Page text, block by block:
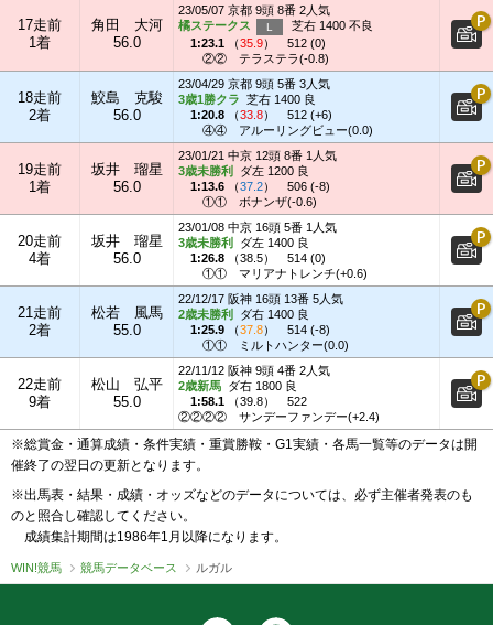
17走前
1着
角田 大河
56.0
23/05/07 京都 9頭 8番 2人気
橘ステークス
芝右 1400 不良
1:23.1 （35.9）
512 (0)
②②
テラステラ(-0.8)
18走前
2着
鮫島 克駿
56.0
23/04/29 京都 9頭 5番 3人気
3歳1勝クラ 芝右 1400 良
1:20.8 （33.8）
512 (+6)
④④
アルーリングビュー(0.0)
19走前
1着
坂井 瑠星
56.0
23/01/21 中京 12頭 8番 1人気
3歳未勝利
ダ左 1200 良
1:13.6 （37.2）
506 (-8)
①①
ボナンザ(-0.6)
20走前
4着
坂井 瑠星
56.0
23/01/08 中京 16頭 5番 1人気
3歳未勝利
ダ左 1400 良
1:26.8 （38.5）
514 (0)
①①
マリアナトレンチ(+0.6)
21走前
2着
松若 風馬
55.0
22/12/17 阪神 16頭 13番 5人気
2歳未勝利
ダ右 1400 良
1:25.9 （37.8）
514 (-8)
①①
ミルトハンター(0.0)
22走前
9着
松山 弘平
55.0
22/11/12 阪神 9頭 4番 2人気
2歳新馬 ダ右 1800 良
1:58.1 （39.8）
522
②②②②
サンデーファンデー(+2.4)
※総賞金・通算成績・条件実績・重賞勝鞍・G1実績・各馬一覧等のデータは開
催終了の翌日の更新となります。
※出馬表・結果・成績・オッズなどのデータについては、必ず主催者発表のも
のと照合し確認してください。
成績集計期間は1986年1月以降になります。
WIN!競馬 競馬データベース ルガル